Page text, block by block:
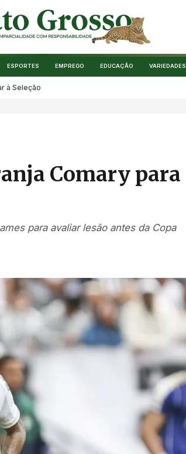
ESPORTES EMPREGO EDUCAÇÃO VARIEDADES
à Seleção
Comary para
para avaliar lesão antes da Copa